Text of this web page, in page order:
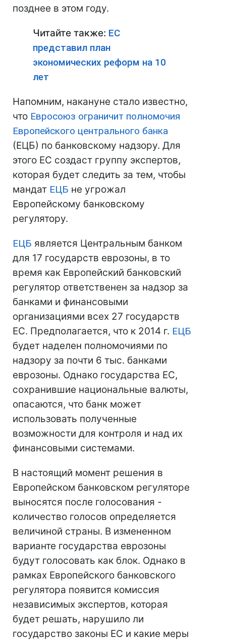
позднее в этом году.
Читайте также: ЕС
представил план
экономических реформ на 10
лет
Напомним, накануне стало известно,
что Евросоюз ограничит полномочия
Европейского центрального банка
(ЕЦБ) по банковскому надзору. Для
этого ЕС создаст группу экспертов,
которая будет следить за тем, чтобы
мандат ЕЦБ не угрожал
Европейскому банковскому
регулятору.
ЕЦБ является Центральным банком
для 17 государств еврозоны, в то
время как Европейский банковский
регулятор ответственен за надзор за
банками и финансовыми
организациями всех 27 государств
ЕС. Предполагается, что к 2014 г. ЕЦБ
будет наделен полномочиями по
надзору за почти 6 тыс. банками
еврозоны. Однако государства ЕС,
сохранившие национальные валюты,
опасаются, что банк может
использовать полученные
возможности для контроля и над их
финансовыми системами.
В настоящий момент решения в
Европейском банковском регуляторе
выносятся после голосования -
количество голосов определяется
величиной страны. В измененном
варианте государства еврозоны
будут голосовать как блок. Однако в
рамках Европейского банковского
регулятора появится комиссия
независимых экспертов, которая
будет решать, нарушило ли
государство законы ЕС и какие меры